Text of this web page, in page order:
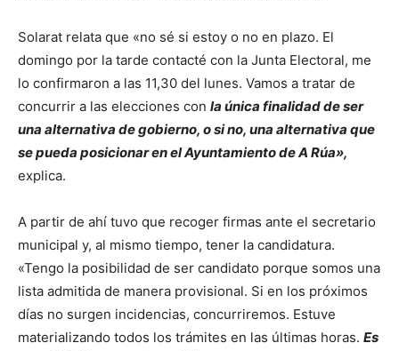
Solarat relata que «no sé si estoy o no en plazo. El
domingo por la tarde contacté con la Junta Electoral, me
lo confirmaron a las 11,30 del lunes. Vamos a tratar de
concurrir a las elecciones con la única finalidad de ser
una alternativa de gobierno, o si no, una alternativa que
se pueda posicionar en el Ayuntamiento de A Rúa»,
explica.
A partir de ahí tuvo que recoger firmas ante el secretario
municipal y, al mismo tiempo, tener la candidatura.
«Tengo la posibilidad de ser candidato porque somos una
lista admitida de manera provisional. Si en los próximos
días no surgen incidencias, concurriremos. Estuve
materializando todos los trámites en las últimas horas. Es